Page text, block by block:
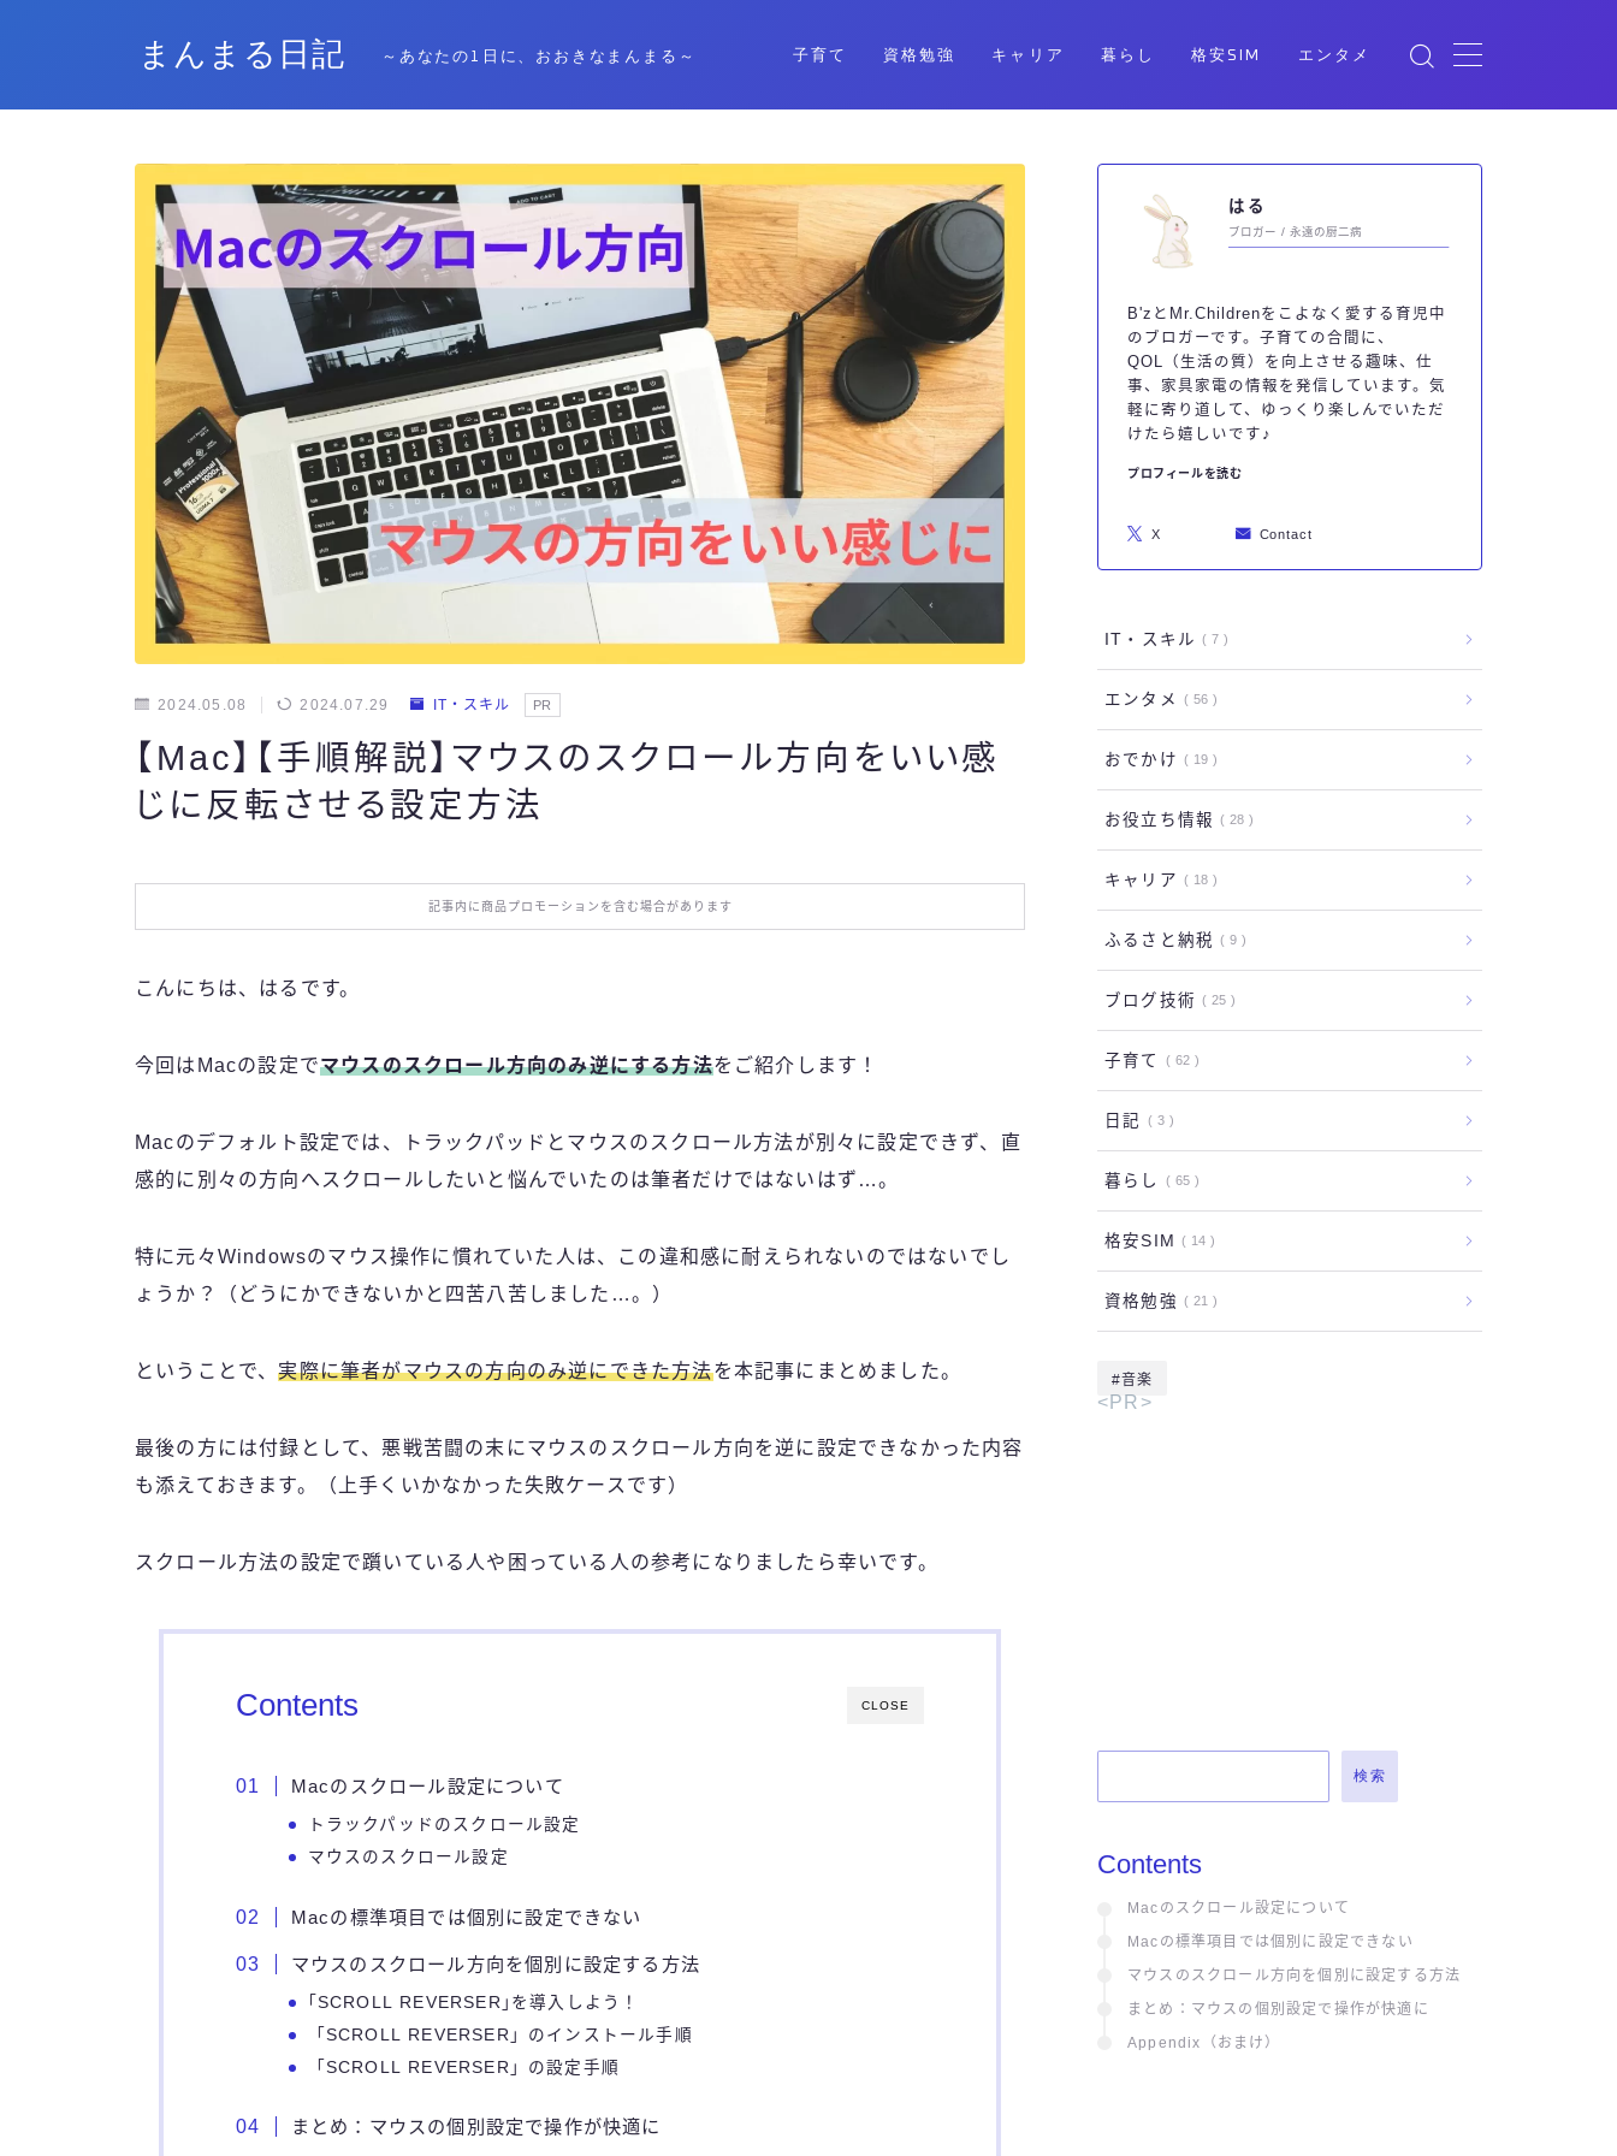
まんまる日記 ～あなたの1日に、おおきなまんまる～ 子育て 資格勉強 キャリア 暮らし 格安SIM エンタメ
格安SIM
資格勉強
キャリア
子育て
お役立ち情報
エンタメ
ふるさと納税
2024.05.08 2024.07.29 IT・スキル PR
【Mac】【手順解説】マウスのスクロール方向をいい感
じに反転させる設定方法
記事内に商品プロモーションを含む場合があります
こんにちは、はるです。
今回はMacの設定でマウスのスクロール方向のみ逆にする方法をご紹介します！
Macのデフォルト設定では、トラックパッドとマウスのスクロール方法が別々に設定できず、直
感的に別々の方向へスクロールしたいと悩んでいたのは筆者だけではないはず…。
特に元々Windowsのマウス操作に慣れていた人は、この違和感に耐えられないのではないでし
ょうか？（どうにかできないかと四苦八苦しました…。）
ということで、実際に筆者がマウスの方向のみ逆にできた方法を本記事にまとめました。
最後の方には付録として、悪戦苦闘の末にマウスのスクロール方向を逆に設定できなかった内容
も添えておきます。（上手くいかなかった失敗ケースです）
スクロール方法の設定で躓いている人や困っている人の参考になりましたら幸いです。
CLOSE
Contents
Macのスクロール設定について
トラックパッドのスクロール設定
マウスのスクロール設定
Macの標準項目では個別に設定できない
マウスのスクロール方向を個別に設定する方法
｢SCROLL REVERSER｣を導入しよう！
「SCROLL REVERSER」のインストール手順
「SCROLL REVERSER」の設定手順
まとめ：マウスの個別設定で操作が快適に
はる
ブロガー / 永遠の厨二病
B'zとMr.Childrenをこよなく愛する育児中
のブロガーです。子育ての合間に、
QOL（生活の質）を向上させる趣味、仕
事、家具家電の情報を発信しています。気
軽に寄り道して、ゆっくり楽しんでいただ
けたら嬉しいです♪
プロフィールを読む
X Contact
IT・スキル 7
エンタメ 56
おでかけ 19
お役立ち情報 28
キャリア 18
ふるさと納税 9
ブログ技術 25
子育て 62
日記 3
暮らし 65
格安SIM 14
資格勉強 21
音楽
<PR>
検索
Contents
Macのスクロール設定について
Macの標準項目では個別に設定できない
マウスのスクロール方向を個別に設定する方法
まとめ：マウスの個別設定で操作が快適に
Appendix（おまけ）